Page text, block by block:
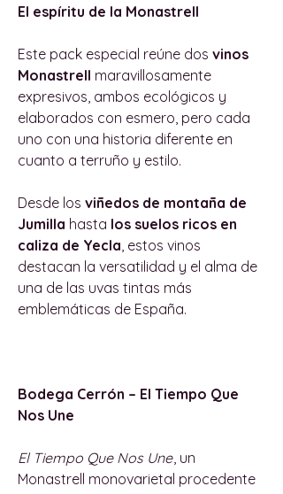
El espíritu de la Monastrell
Este pack especial reúne dos vinos
Monastrell maravillosamente
expresivos, ambos ecológicos y
elaborados con esmero, pero cada
uno con una historia diferente en
cuanto a terruño y estilo.
Desde los viñedos de montaña de
Jumilla hasta los suelos ricos en
caliza de Yecla , estos vinos
destacan la versatilidad y el alma de
una de las uvas tintas más
emblemáticas de España.
Bodega Cerrón – El Tiempo Que
Nos Une
El Tiempo Que Nos Une , un
Monastrell monovarietal procedente